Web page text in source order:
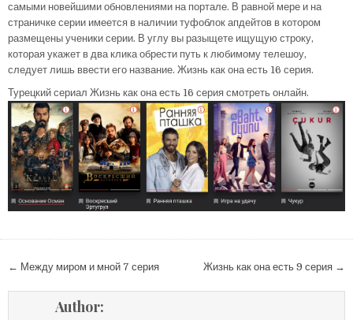
самыми новейшими обновлениями на портале. В равной мере и на
страничке серии имеется в наличии туфоблок апдейтов в котором
размещены ученики серии. В углу вы разыщете ищущую строку,
которая укажет в два клика обрести путь к любимому телешоу,
следует лишь ввести его название. Жизнь как она есть 16 серия.
Турецкий сериал Жизнь как она есть 16 серия смотреть онлайн.
Навигация
по
записям
← Между миром и мной 7 серия Жизнь как она есть 9 серия →
Author: